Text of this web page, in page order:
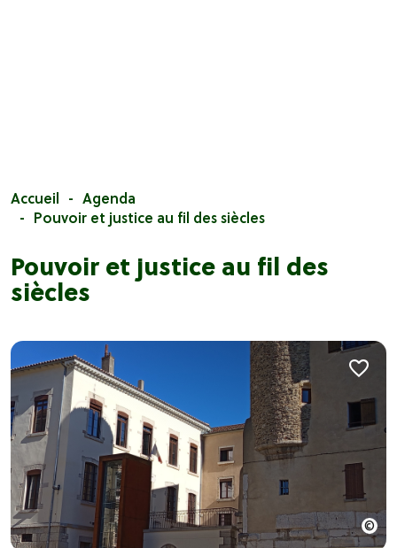
Accueil
Agenda
Pouvoir et justice au fil des siècles
Pouvoir et justice au fil des
siècles